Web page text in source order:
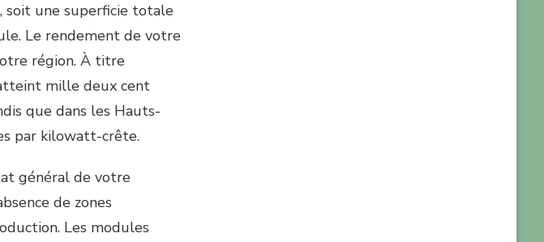
une superficie totale
Le rendement de votre
région. À titre
mille deux cent
que dans les Hauts-
par kilowatt-crête.
général de votre
de zones
Les modules